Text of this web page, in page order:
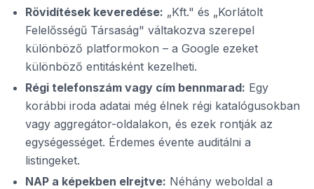
Rövidítések keveredése: „Kft." és „Korlátolt
Felelősségű Társaság" váltakozva szerepel
különböző platformokon – a Google ezeket
különböző entitásként kezelheti.
Régi telefonszám vagy cím bennmarad: Egy
korábbi iroda adatai még élnek régi katalógusokban
vagy aggregátor-oldalakon, és ezek rontják az
egységességet. Érdemes évente auditálni a
listingeket.
NAP a képekben elrejtve: Néhány weboldal a